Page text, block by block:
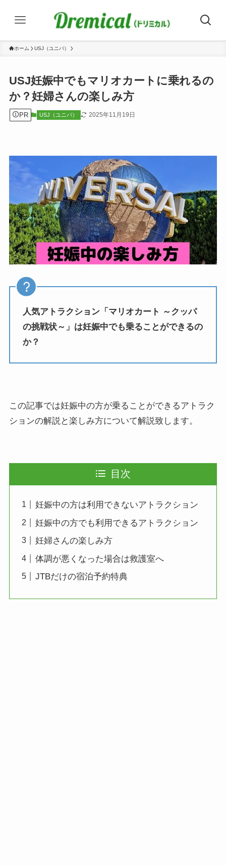
ホーム USJ（ユニバ）
USJ妊娠中でもマリオカートに乗れるの
か？妊婦さんの楽しみ方
PR USJ（ユニバ） 2025年11月19日
人気アトラクション「マリオカート ～クッパ
の挑戦状～」は妊娠中でも乗ることができるの
か？
この記事では妊娠中の方が乗ることができるアトラク
ションの解説と楽しみ方について解説致します。
目次
妊娠中の方は利用できないアトラクション
妊娠中の方でも利用できるアトラクション
妊婦さんの楽しみ方
体調が悪くなった場合は救護室へ
JTBだけの宿泊予約特典